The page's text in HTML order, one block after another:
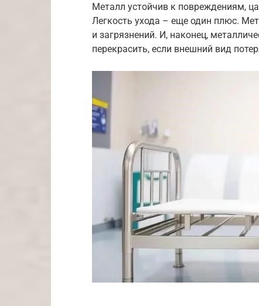
Металл устойчив к повреждениям,
Легкость ухода – еще один плюс.
и загрязнений. И, наконец,
перекрасить, если внешний вид